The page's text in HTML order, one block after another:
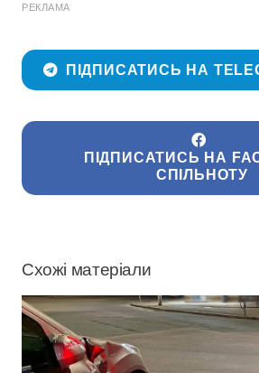
РЕКЛАМА
ПІДПИСАТИСЬ НА
ПІДПИСАТИСЬ НА
СПІЛЬНОТУ
Схожі матеріали